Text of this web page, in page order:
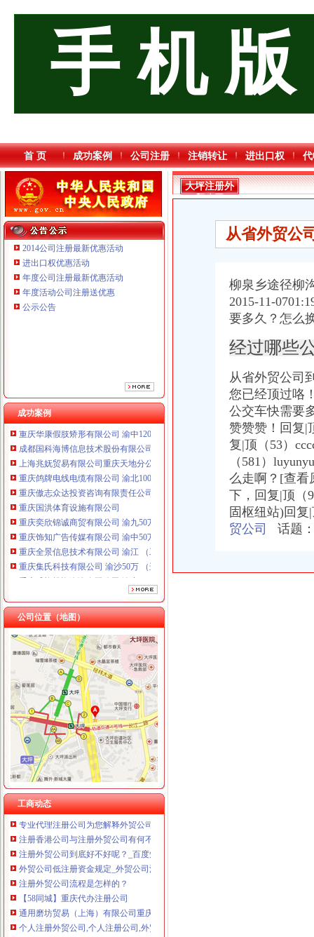
手 机 版
首 页 成功案例 公司注册 注销转让 进出口权
2014公司注册最新优惠活动
进出口权优惠活动
年度公司注册最新优惠活动
年度活动公司注册送优惠
公示公告
成功案例
重庆鸽牌电线电缆有限公司 渝北10010万 (进出口权)
重庆傲志众达投资咨询有限责任公司 渝九1000万 （增资）
重庆集氏科技有限公司 渝沙50万 （进出口权）
重庆盛旗投资咨询有限公司 渝中10万 （工商注册）
重庆华康假肢矫形有限公司 渝中120万 （增资）
成都国科海博信息技术股份有限公司重庆分公司 渝江 （工商注册）
上海兆妩贸易有限公司重庆天地分公司 渝中 （工商注册）
重庆鸽牌电线电缆有限公司 渝北10010万 (进出口权)
重庆傲志众达投资咨询有限责任公司 渝九1000万 （增资）
重庆国洪体育设施有限公司
重庆奕欣锦诚商贸有限公司 渝九50万 （工商注册）
重庆饰知广告传媒有限公司 渝中50万 （工商注册）
重庆全景信息技术有限公司 渝江 （工商注册）
重庆集氏科技有限公司 渝沙50万 （进出口权）
重庆盛旗投资咨询有限公司 渝中10万 （工商注册）
重庆华康假肢矫形有限公司 渝中120万 （增资）
成都国科海博信息技术股份有限公司重庆分公司 渝江 （工商注册）
上海兆妩贸易有限公司重庆天地分公司 渝中 （工商注册）
公司位置（地图）
工商动态
大坪注册外贸公司
重庆文胸公司-顺企网重庆黄页
注册外贸公司流程是怎样的？
有朋友注册过外贸公司的吗？
重庆甘达商贸有限责任公司|重庆甘达商贸有限责任公司网站
让外贸公司代理处理信用证_列表网问答
广州大坪小碰贸易有限公司_【信用信息_诉讼信息_财务信息_注册信息
【重庆营业执照代办之注册公司如何选择注册资金的大小？】-巴南巴
专业代理注册公司为您解释外贸公司注册资本需要多少？-站长交流-
注册香港公司与注册外贸公司有何不同_志趣网
注册外贸公司到底好不好呢？_百度知道
外贸公司低注册资金规定_外贸公司注册-港丰投资顾问有限公司
注册外贸公司流程是怎样的？
【58同城】重庆代办注册公司
通用磨坊贸易（上海）有限公司重庆大坪店_【信用信息_诉讼信息_财
个人注册外贸公司,个人注册公司,外贸公司注册_志趣网
【重庆营业执照代办之注册公司如何选择注册资金的大小？】-巴南巴
大坪注册外
贸公司
从省外贸公
柳泉乡途径柳
2015-11-
要多久？怎么
经过哪些
从省外贸公司
您已经顶过咯
公交车快需要
赞赞赞！ 回复|
复|顶（53）
（581）
么走啊？[查看
下， 回复|顶（
固枢纽站)回复|
贸公司
话题